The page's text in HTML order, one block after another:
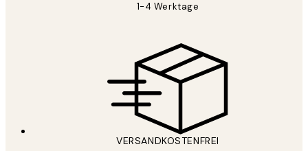
1-4 Werktage
VERSANDKOSTENFREI